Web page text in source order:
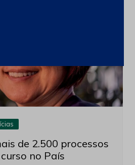
de 2.500 processos
no País